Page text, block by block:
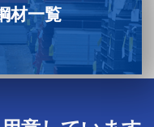
材一覧